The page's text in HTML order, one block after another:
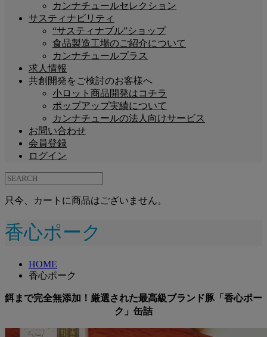
カンナチュールセレクション
サスティナビリティ
“サスティナブル”ショップ
食品製造工場のご紹介について
カンナチュールプラス
求人情報
共創開発をご検討のお客様へ
小ロット商品開発はコチラ
ポップアップ実績について
カンナチュールの法人向けサービス
お問い合わせ
会員登録
ログイン
只今、カートに商品はございません。
香心ポーク
HOME
香心ポーク
餌まで完全無添加！厳選された最高級ブランド豚「香心ポー
ク」缶詰